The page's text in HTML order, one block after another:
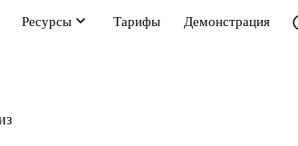
Ресурсы Тарифы Демонстрация